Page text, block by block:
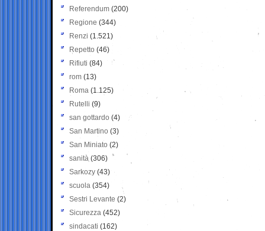
Referendum (200)
Regione (344)
Renzi (1.521)
Repetto (46)
Rifiuti (84)
rom (13)
Roma (1.125)
Rutelli (9)
san gottardo (4)
San Martino (3)
San Miniato (2)
sanità (306)
Sarkozy (43)
scuola (354)
Sestri Levante (2)
Sicurezza (452)
sindacati (162)